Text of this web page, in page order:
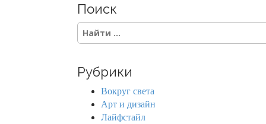
Поиск
S
c
Рубрики
Вокруг света
Арт и дизайн
Лайфстайл